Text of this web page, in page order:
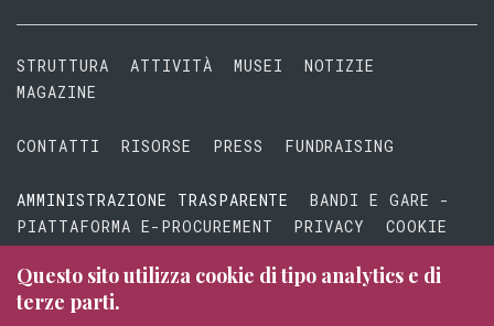
STRUTTURA ATTIVITÀ MUSEI
NOTIZIE
MAGAZINE
CONTATTI RISORSE PRESS FUNDRAISING
AMMINISTRAZIONE TRASPARENTE
BANDI E GARE -
PIATTAFORMA E-PROCUREMENT
PRIVACY
COOKIE
TERMINI E CONDIZIONI
Questo sito utilizza cookie di tipo analytics e di
terze parti.